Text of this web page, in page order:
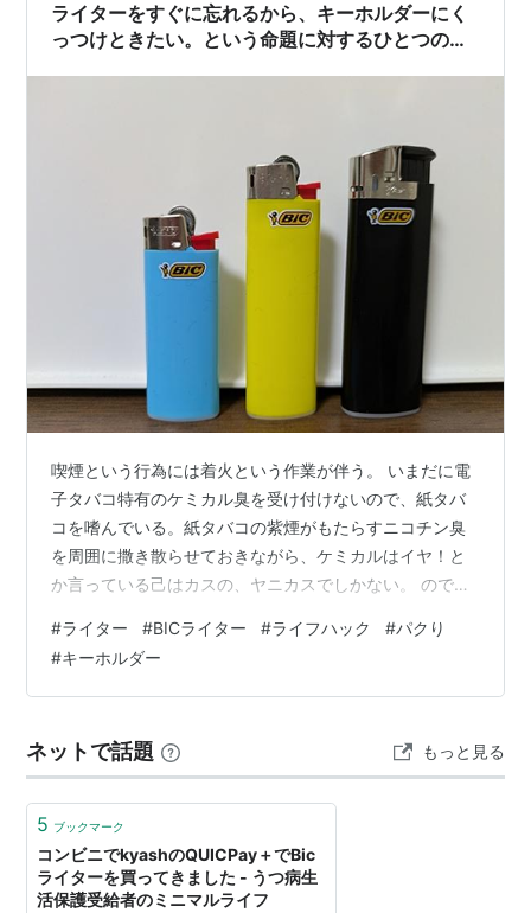
ライターをすぐに忘れるから、キーホルダーにく
っつけときたい。という命題に対するひとつの
喫煙という行為には着火という作業が伴う。 いまだに電
子タバコ特有のケミカル臭を受け付けないので、紙タバ
コを嗜んでいる。紙タバコの紫煙がもたらすニコチン臭
を周囲に撒き散らせておきながら、ケミカルはイヤ！と
か言っている己はカスの、ヤニカスでしかない。 ので、
行く。 ただ、この三点セットをよく忘れる。喫茶店行こ
や！と決意して家を出ることは稀で、時間が空いたら、
その付近で喫茶店を探す。ことから、「なるべく吸え
ットを買い求めることになる。いきおい、ウチの自部屋
には、膨大にライターや携帯灰皿が溜まって…
#ライター #BICライター #ライフハック #パクり
#キーホルダー
ネットで話題 もっと見る
5 ブックマーク
コンビニでkyashのQUICPay＋でBic
ライターを買ってきました - うつ病生
活保護受給者のミニマルライフ